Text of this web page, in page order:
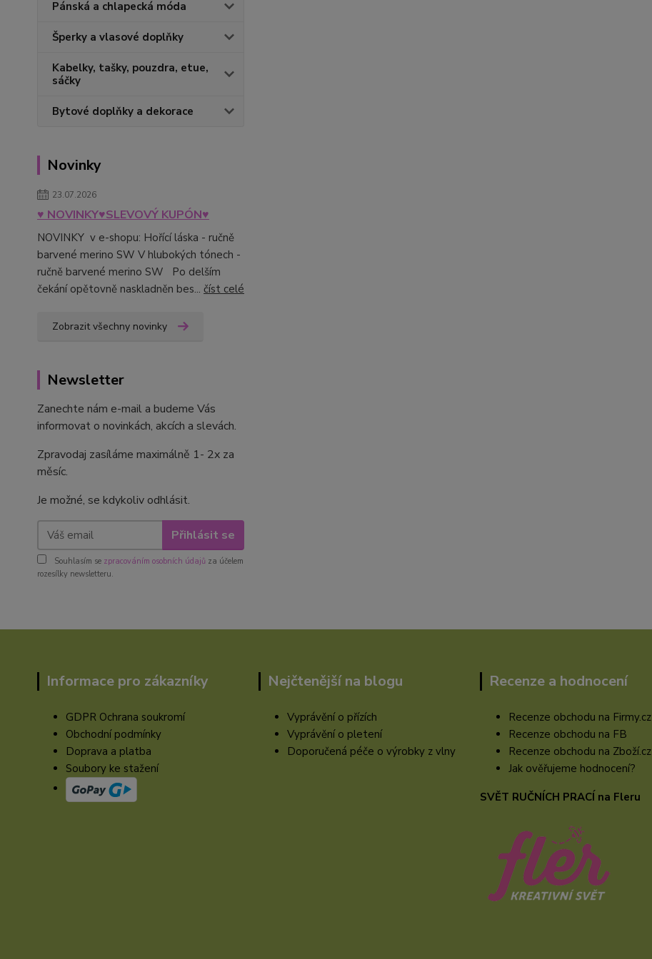
Pánská a chlapecká móda
Šperky a vlasové doplňky
Kabelky, tašky, pouzdra, etue,
sáčky
Bytové doplňky a dekorace
Novinky
23.07.2026
♥ NOVINKY♥SLEVOVÝ KUPÓN♥
NOVINKY v e-shopu: Hořící láska - ručně
barvené merino SW V hlubokých tónech -
ručně barvené merino SW Po delším
čekání opětovně naskladněn bes... číst celé
Zobrazit všechny novinky
Newsletter
Zanechte nám e-mail a budeme Vás
informovat o novinkách, akcích a slevách.
Zpravodaj zasíláme maximálně 1- 2x za
měsíc.
Je možné, se kdykoliv odhlásit.
Přihlásit se
Souhlasím se zpracováním osobních údajů za účelem
rozesílky newsletteru.
Informace pro zákazníky
GDPR Ochrana soukromí
Obchodní podmínky
Doprava a platba
Soubory ke stažení
Nejčtenější na blogu
Vyprávění o přízích
Vyprávění o pletení
Doporučená péče o výrobky z vlny
Recenze a hodnocení
Recenze obchodu na Firmy.cz
Recenze obchodu na FB
Recenze obchodu na Zboží.cz
Jak ověřujeme hodnocení?
SVĚT RUČNÍCH PRACÍ na Fleru